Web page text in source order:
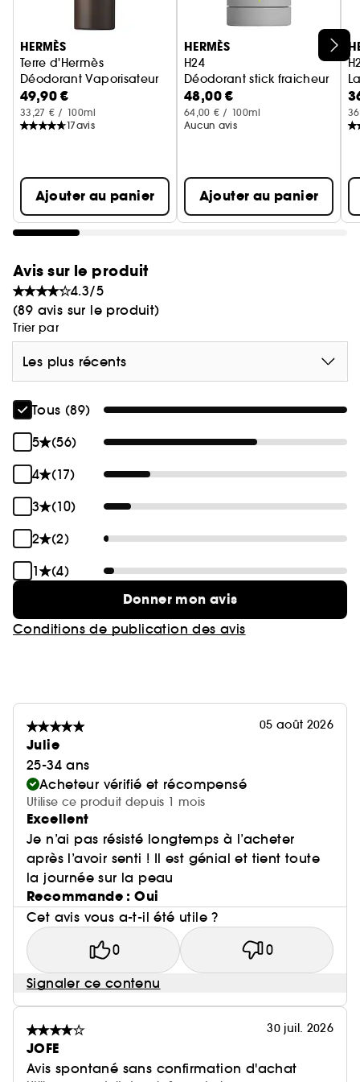
ml combinant verre givré et aluminium brossé. Un
objet durable pour un geste éco-responsable.\\
Ignorer le carrousel produits
HERMÈS
Terre d'Hermès
Déodorant Vaporisateur
49,90 €
33,27 € / 100ml
17avis
Ajouter au panier
HERMÈS
H24
Déodorant stick fraicheur
48,00 €
64,00 € / 100ml
Aucun avis
Ajouter au panier
Avis sur le produit
4.3/5
(89 avis sur le produit)
Trier par
Les plus récents
Tous (89)
5
(56)
4
(17)
3
(10)
2
(2)
1
(4)
Donner mon avis
Conditions de publication des avis
05 août 2026
Julie
25-34 ans
Acheteur vérifié et récompensé
Utilise ce produit depuis 1 mois
Excellent
Je n’ai pas résisté longtemps à l’acheter
après l’avoir senti ! Il est génial et tient toute
la journée sur la peau
Recommande : Oui
Cet avis vous a-t-il été utile ?
0 0
Signaler ce contenu
30 juil. 2026
JOFE
Avis spontané sans confirmation d'achat